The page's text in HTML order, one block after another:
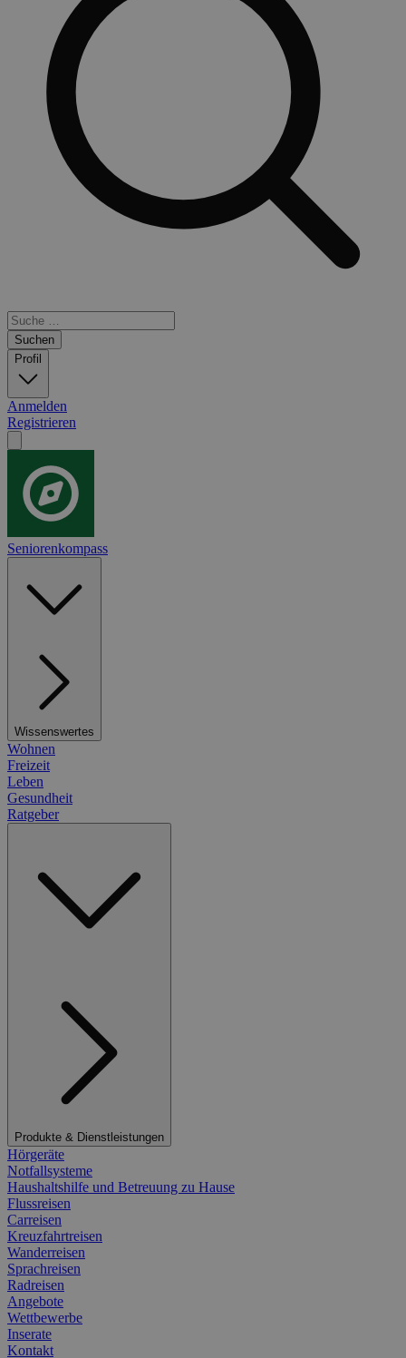
Suchen
Profil
Anmelden
Registrieren
Seniorenkompass
Wissenswertes
Wohnen
Freizeit
Leben
Gesundheit
Ratgeber
Produkte & Dienstleistungen
Hörgeräte
Notfallsysteme
Haushaltshilfe und Betreuung zu Hause
Flussreisen
Carreisen
Kreuzfahrtreisen
Wanderreisen
Sprachreisen
Radreisen
Angebote
Wettbewerbe
Inserate
Kontakt